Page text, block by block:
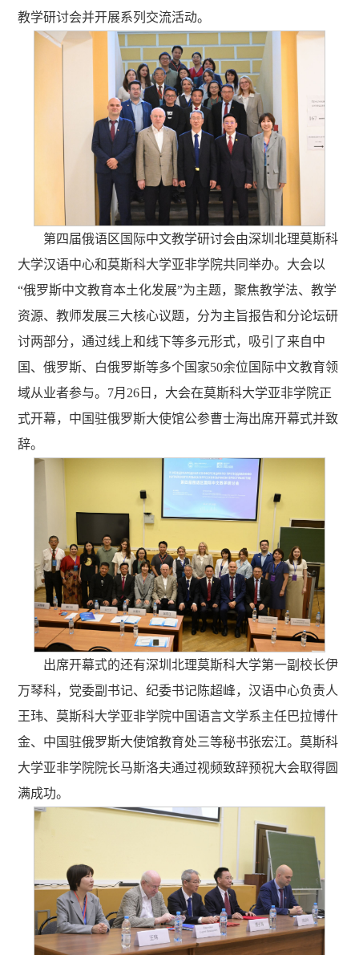
教学研讨会并开展系列交流活动。
第四届俄语区国际中文教学研讨会由深圳北理莫斯科
大学汉语中心和莫斯科大学亚非学院共同举办。大会以
“俄罗斯中文教育本土化发展”为主题，聚焦教学法、教学
资源、教师发展三大核心议题，分为主旨报告和分论坛研
讨两部分，通过线上和线下等多元形式，吸引了来自中
国、俄罗斯、白俄罗斯等多个国家50余位国际中文教育领
域从业者参与。7月26日，大会在莫斯科大学亚非学院正
式开幕，中国驻俄罗斯大使馆公参曹士海出席开幕式并致
辞。
出席开幕式的还有深圳北理莫斯科大学第一副校长伊
万琴科，党委副书记、纪委书记陈超峰，汉语中心负责人
王玮、莫斯科大学亚非学院中国语言文学系主任巴拉博什
金、中国驻俄罗斯大使馆教育处三等秘书张宏江。莫斯科
大学亚非学院院长马斯洛夫通过视频致辞预祝大会取得圆
满成功。